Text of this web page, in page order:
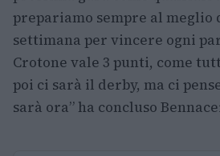
prepariamo sempre al meglio
settimana per vincere ogni
Crotone vale 3 punti, come
poi ci sarà il derby, ma ci
sarà ora” ha concluso